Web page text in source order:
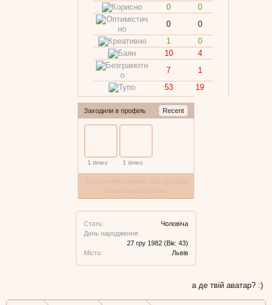
0
0
0
0
1
0
10
4
7
1
53
19
Заходили в профіль Recent
1 times 1 times
Стать:
Чоловіча
День народження:
27 гру 1982 (Вік: 43)
Місто:
Львів
а де твій аватар? :)